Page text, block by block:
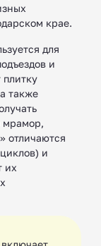
крае.
для
и
плитку
также
мрамор,
отличаются
и
их